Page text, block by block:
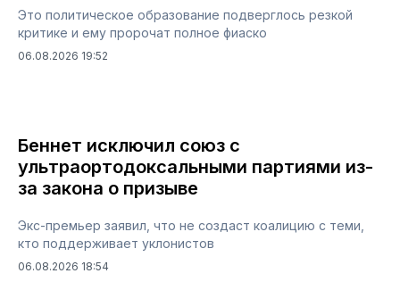
Это политическое образование подверглось резкой
критике и ему пророчат полное фиаско
06.08.2026 19:52
Беннет исключил союз с
ультраортодоксальными партиями из-
за закона о призыве
Экс-премьер заявил, что не создаст коалицию с теми,
кто поддерживает уклонистов
06.08.2026 18:54